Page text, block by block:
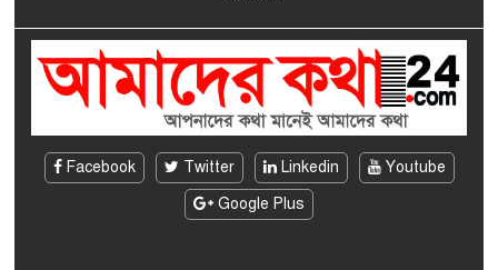
জেলা প্রবাসী এসোসিয়েশন’
বেদে সম্প্রদায় নিয়ে প্যারিসে
তথ্য-চলচ্চিত্র “ভাসমান জীবন”
Facebook Twitter Linkedin
Youtube
Google Plus